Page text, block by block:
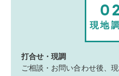
現地
打合せ・現調
ご相談・お問い合わせ後、